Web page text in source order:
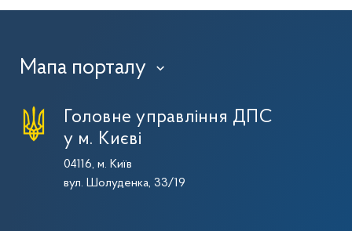
Мапа порталу ›
Головне управління ДПС
у м. Києві
04116, м. Київ
вул. Шолуденка, 33/19